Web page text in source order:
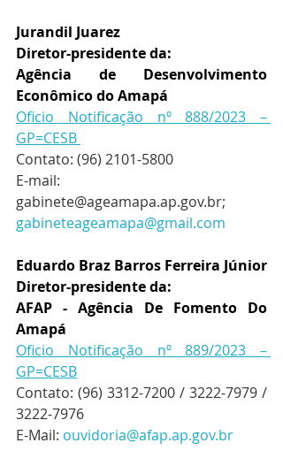
Jurandil Juarez
Diretor-presidente da:
Agência de Desenvolvimento
Econômico do Amapá
Oficio Notificação nº 888/2023 –
GP=CESB
Contato: (96) 2101-5800
gabinete@ageamapa.ap.gov.br
gabineteageamapa@gmail.com
Eduardo Braz Barros Ferreira Júnior
Diretor-presidente da:
AFAP - Agência De Fomento Do
Amapá
Oficio Notificação nº 889/2023 –
GP=CESB
Contato: (96) 3312-7200 / 3222-7979 /
3222-7976
E-Mail: ouvidoria@afap.ap.gov.br